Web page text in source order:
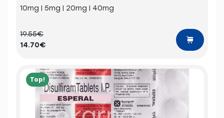
10mg | 5mg | 20mg | 40mg
19.55€
14.70€
Top!